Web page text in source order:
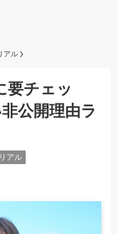
アル
要チェッ
公開理由ラ
アル